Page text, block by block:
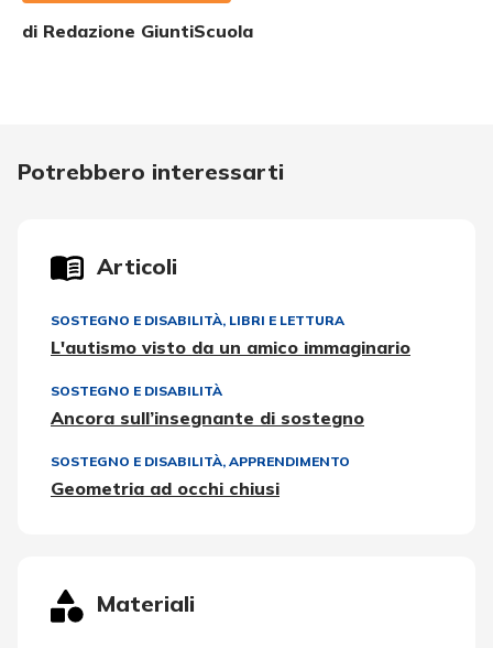
di Redazione GiuntiScuola
Potrebbero interessarti
Articoli
SOSTEGNO E DISABILITÀ, LIBRI E LETTURA
L'autismo visto da un amico immaginario
SOSTEGNO E DISABILITÀ
Ancora sull’insegnante di sostegno
SOSTEGNO E DISABILITÀ, APPRENDIMENTO
Geometria ad occhi chiusi
Materiali